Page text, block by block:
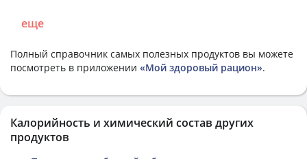
еще
Полный справочник самых полезных продуктов вы можете
посмотреть в приложении «Мой здоровый рацион».
Калорийность и химический состав других
продуктов